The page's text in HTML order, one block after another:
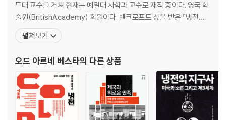
감사의 말
드대 교수를 거쳐 현재는 예일대 사학과 교수로 재직 중이다. 영국 학
술원(BritishAcademy) 회원이다. 밴크로프트 상을 받은 『냉전의
지구사(The Global Cold War)』를 비롯하여 『냉전의 세계사(The
Cold War: A World History)』, 『잠 못 이루는 제국(Restless Em
펼쳐보기
오드 아르네 베스타의 다른 상품